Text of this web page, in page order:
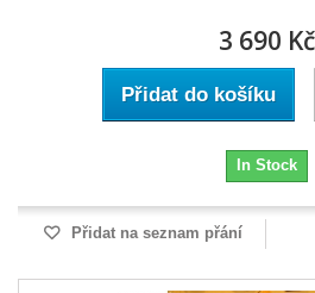
3 690 Kč
Přidat do košíku
In Stock
Přidat na seznam přání